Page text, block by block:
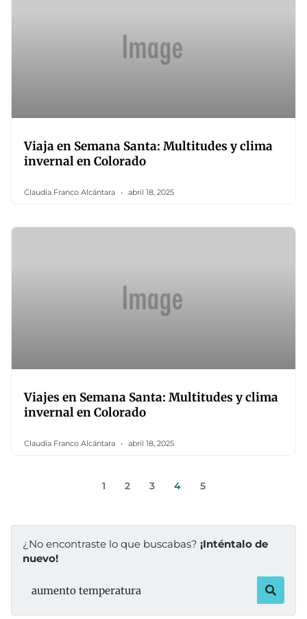
Viaja en Semana Santa: Multitudes y clima
invernal en Colorado
Claudia Franco Alcántara abril 18, 2025
Viajes en Semana Santa: Multitudes y clima
invernal en Colorado
Claudia Franco Alcántara abril 18, 2025
1 2 3 4 5
¿No encontraste lo que buscabas? ¡Inténtalo de
nuevo!